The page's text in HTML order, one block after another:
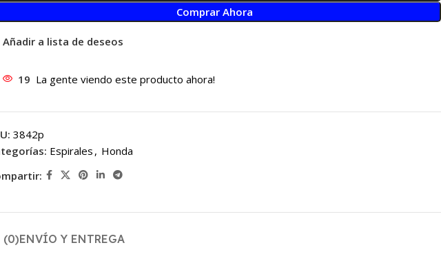
Comprar Ahora
Añadir a lista de deseos
19 La gente viendo este producto ahora!
3842p
Espirales , Honda
(0)ENVÍO Y ENTREGA